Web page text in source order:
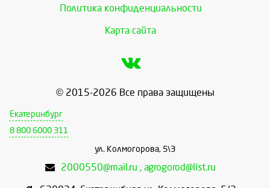
Политика конфиденциальности
Карта сайта
© 2015-2026 Все права защищены
Екатеринбург
8 800 6000 311
ул. Колмогорова, 5\3
2000550@mail.ru , agrogorod@list.ru